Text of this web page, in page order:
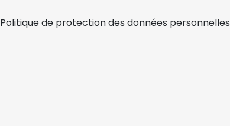
Politique de protection des données personnelles